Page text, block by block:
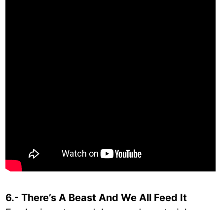
6.- There’s A Beast And We All Feed It